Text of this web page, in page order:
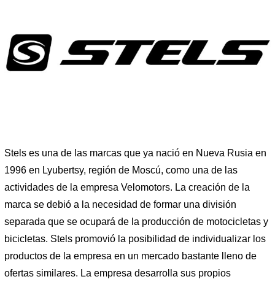
Stels es una de las marcas que ya nació en Nueva Rusia en
1996 en Lyubertsy, región de Moscú, como una de las
actividades de la empresa Velomotors. La creación de la
marca se debió a la necesidad de formar una división
separada que se ocupará de la producción de motocicletas y
bicicletas. Stels promovió la posibilidad de individualizar los
productos de la empresa en un mercado bastante lleno de
ofertas similares. La empresa desarrolla sus propios